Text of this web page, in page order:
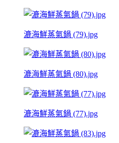
漉海鮮蒸氣鍋 (79).jpg
漉海鮮蒸氣鍋 (80).jpg
漉海鮮蒸氣鍋 (77).jpg